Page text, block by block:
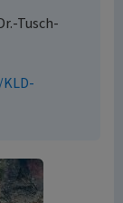
Tusch-